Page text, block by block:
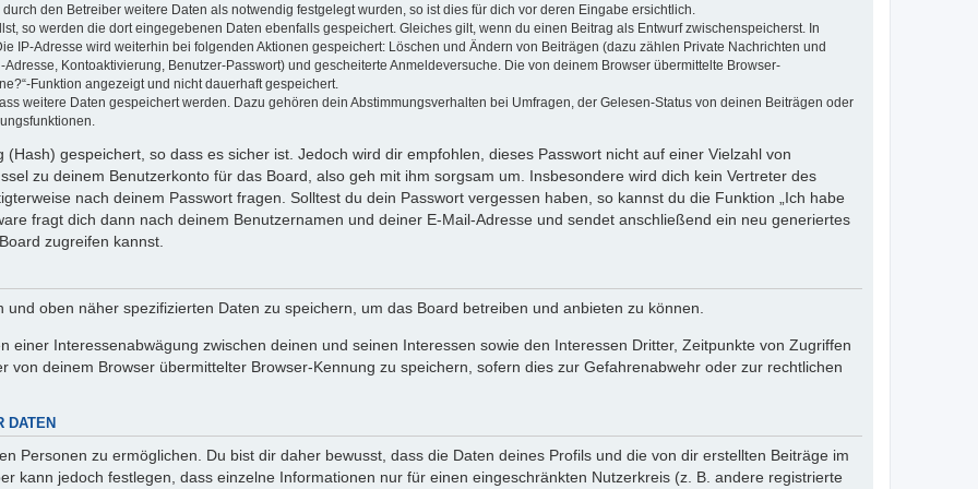
den Betreiber weitere Daten als notwendig festgelegt wurden, so ist dies für dich vor deren Eingabe ersichtlich.
so werden die dort eingegebenen Daten ebenfalls gespeichert. Gleiches gilt, wenn du einen Beitrag als Entwurf zwischenspeicherst. In
IP-Adresse wird weiterhin bei folgenden Aktionen gespeichert: Löschen und Ändern von Beiträgen (dazu zählen Private Nachrichten und
Kontoaktivierung, Benutzer-Passwort) und gescheiterte Anmeldeversuche. Die von deinem Browser übermittelte Browser-
Funktion angezeigt und nicht dauerhaft gespeichert.
weitere Daten gespeichert werden. Dazu gehören dein Abstimmungsverhalten bei Umfragen, der Gelesen-Status von deinen Beiträgen oder
gespeichert, so dass es sicher ist. Jedoch wird dir empfohlen, dieses Passwort nicht auf einer Vielzahl von
zu deinem Benutzerkonto für das Board, also geh mit ihm sorgsam um. Insbesondere wird dich kein Vertreter des
nach deinem Passwort fragen. Solltest du dein Passwort vergessen haben, so kannst du die Funktion „Ich habe
fragt dich dann nach deinem Benutzernamen und deiner E-Mail-Adresse und sendet anschließend ein neu generiertes
zugreifen kannst.
oben näher spezifizierten Daten zu speichern, um das Board betreiben und anbieten zu können.
einer Interessenabwägung zwischen deinen und seinen Interessen sowie den Interessen Dritter, Zeitpunkte von Zugriffen
von deinem Browser übermittelter Browser-Kennung zu speichern, sofern dies zur Gefahrenabwehr oder zur rechtlichen
DATEN
Personen zu ermöglichen. Du bist dir daher bewusst, dass die Daten deines Profils und die von dir erstellten Beiträge im
kann jedoch festlegen, dass einzelne Informationen nur für einen eingeschränkten Nutzerkreis (z. B. andere registrierte